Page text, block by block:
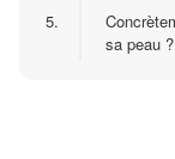
5.
sa peau ?